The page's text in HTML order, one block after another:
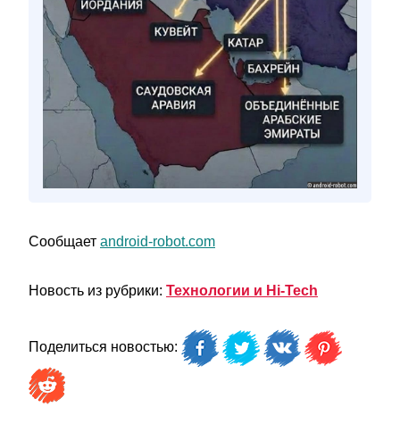
Сообщает android-robot.com
Новость из рубрики: Технологии и Hi-Tech
Поделиться новостью: